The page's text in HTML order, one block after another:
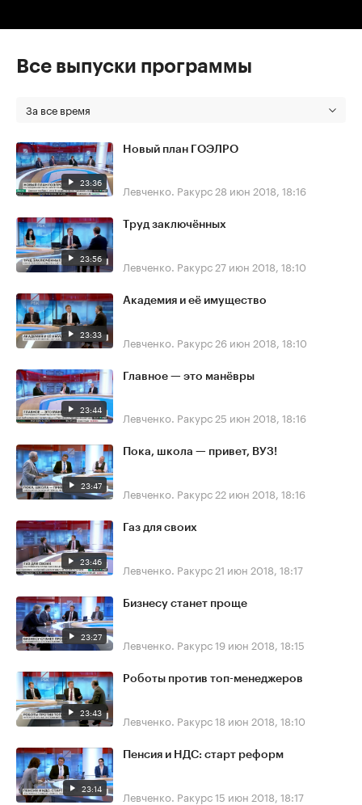
Все выпуски программы
За все время
23:36
Новый план ГОЭЛРО
Левченко. Ракурс 28 июн 2018, 18:16
23:56
Труд заключённых
Левченко. Ракурс 27 июн 2018, 18:10
23:33
Академия и её имущество
Левченко. Ракурс 26 июн 2018, 18:10
23:44
Главное — это манёвры
Левченко. Ракурс 25 июн 2018, 18:16
23:47
Пока, школа — привет, ВУЗ!
Левченко. Ракурс 22 июн 2018, 18:16
23:46
Газ для своих
Левченко. Ракурс 21 июн 2018, 18:17
23:27
Бизнесу станет проще
Левченко. Ракурс19 июн 2018, 18:15
23:43
Роботы против топ-менеджеров
Левченко. Ракурс18 июн 2018, 18:10
23:14
Пенсия и НДС: старт реформ
Левченко. Ракурс15 июн 2018, 18:17